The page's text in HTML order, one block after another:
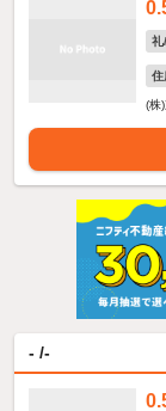
礼
住
(株
- /-